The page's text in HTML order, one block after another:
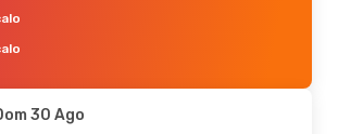
30 Ago